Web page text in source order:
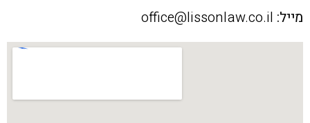
מייל: office@lissonlaw.co.il